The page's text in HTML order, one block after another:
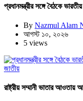
প্রধানমন্ত্রীর সঙ্গে বৈঠকে
By Nazmul Alam
আগস্ট ১০, ২০২৬
5 views
জাতীয়
রাষ্ট্রীয় সম্মানী ভাতার আওতায়